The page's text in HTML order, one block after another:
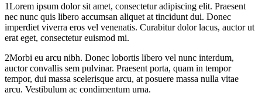
1Lorem ipsum dolor sit amet, consectetur adipiscing elit. Praesent
nec nunc quis libero accumsan aliquet at tincidunt dui. Donec
imperdiet viverra eros vel venenatis. Curabitur dolor lacus, auctor ut
erat eget, consectetur euismod mi.
2Morbi eu arcu nibh. Donec lobortis libero vel nunc interdum,
auctor convallis sem pulvinar. Praesent porta, quam in tempor
tempor, dui massa scelerisque arcu, at posuere massa nulla vitae
arcu. Vestibulum ac condimentum urna.